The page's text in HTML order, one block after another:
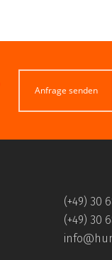
Anfrage senden
(+49) 30
(+49) 30